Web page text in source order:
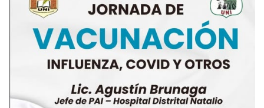
de
Vacunación
la